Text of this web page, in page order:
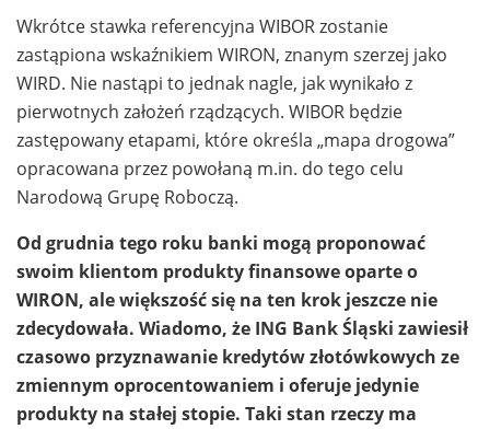
Wkrótce stawka referencyjna WIBOR zostanie
zastąpiona wskaźnikiem WIRON, znanym szerzej jako
WIRD. Nie nastąpi to jednak nagle, jak wynikało z
pierwotnych założeń rządzących. WIBOR będzie
zastępowany etapami, które określa „mapa drogowa”
opracowana przez powołaną m.in. do tego celu
Narodową Grupę Roboczą.
Od grudnia tego roku banki mogą proponować
swoim klientom produkty finansowe oparte o
WIRON, ale większość się na ten krok jeszcze nie
zdecydowała. Wiadomo, że ING Bank Śląski zawiesił
czasowo przyznawanie kredytów złotówkowych ze
zmiennym oprocentowaniem i oferuje jedynie
produkty na stałej stopie. Taki stan rzeczy ma